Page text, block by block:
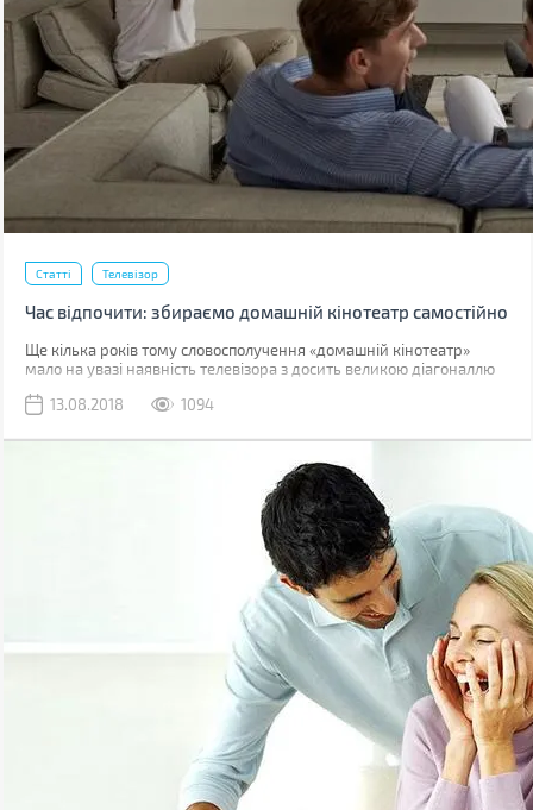
Статті Телевізор
Час відпочити: збираємо домашній кінотеатр самостійно
Ще кілька років тому словосполучення «домашній кінотеатр»
мало на увазі наявність телевізора з досить великою діагоналлю
Проектор ж був або занадто дорогим, або занадто поганим за
кардинально, що якісний Full HD-проектор може коштувати
дешевше телевізора з великою діагоналлю.
13.08.2018 1094